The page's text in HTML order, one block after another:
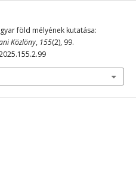
föld mélyének kutatása:
Közlöny, 155(2), 99.